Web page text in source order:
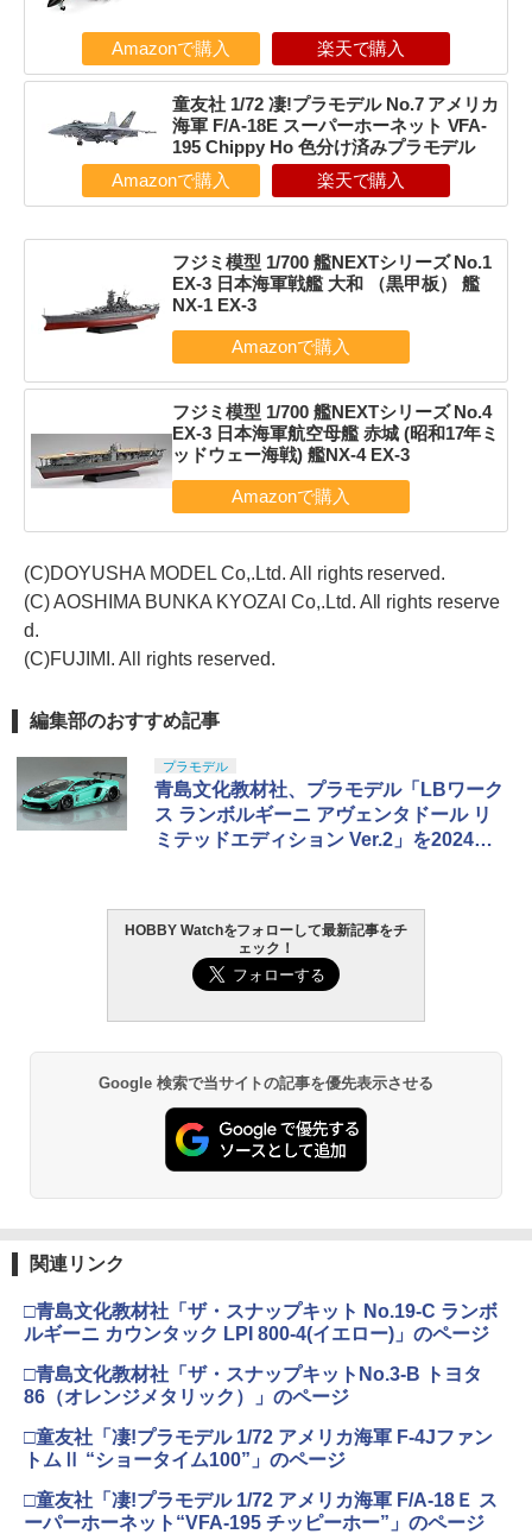
Amazonで購入 楽天で購入
童友社 1/72 凄!プラモデル No.7 アメリカ
海軍 F/A-18E スーパーホーネット VFA-
195 Chippy Ho 色分け済みプラモデル
Amazonで購入 楽天で購入
フジミ模型 1/700 艦NEXTシリーズ No.1
EX-3 日本海軍戦艦 大和 （黒甲板） 艦
NX-1 EX-3
フジミ模型 1/700 艦NEXTシリーズ No.4
EX-3 日本海軍航空母艦 赤城 (昭和17年ミ
ッドウェー海戦) 艦NX-4 EX-3
(C)DOYUSHA MODEL Co,.Ltd. All rights reserved.
(C) AOSHIMA BUNKA KYOZAI Co,.Ltd. All rights reserve
d.
(C)FUJIMI. All rights reserved.
編集部のおすすめ記事
プラモデル
青島文化教材社、プラモデル「LBワーク
ス ランボルギーニ アヴェンタドール リ
ミテッドエディション Ver.2」を2024年4
HOBBY Watchをフォローして最新記事をチ
ェック！
Google 検索で当サイトの記事を優先表示させる
関連リンク
□青島文化教材社「ザ・スナップキット No.19-C ランボ
ルギーニ カウンタック LPI 800-4(イエロー)」のページ
□青島文化教材社「ザ・スナップキットNo.3-B トヨタ
86（オレンジメタリック）」のページ
□童友社「凄!プラモデル 1/72 アメリカ海軍 F-4Jファン
トムⅡ “ショータイム100”」のページ
□童友社「凄!プラモデル 1/72 アメリカ海軍 F/A-18Ｅ ス
ーパーホーネット“VFA-195 チッピーホー”」のページ